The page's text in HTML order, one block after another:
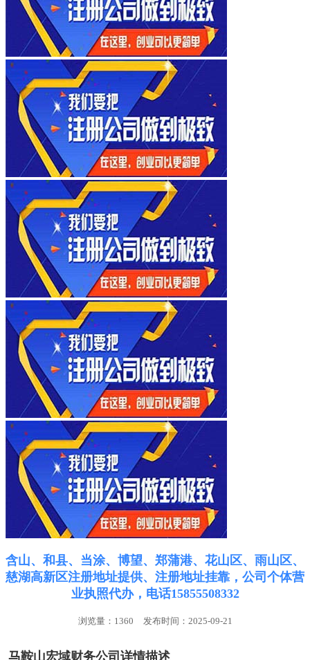
含山、和县、当涂、博望、郑蒲港、花山区、雨山区、
慈湖高新区注册地址提供、注册地址挂靠，公司个体营
业执照代办，电话15855508332
浏览量：1360 发布时间：2025-09-21
马鞍山宏域财务公司详情描述